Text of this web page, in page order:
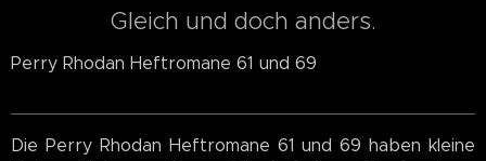
Gleich und doch anders.
Perry Rhodan Heftromane 61 und 69
Die Perry Rhodan Heftromane 61 und 69 haben kleine